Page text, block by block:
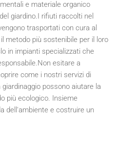
e materiale organico
giardino.I rifiuti raccolti nel
trasportati con cura al
metodo più sostenibile per il loro
in impianti specializzati che
esitare a
come i nostri servizi di
possono aiutare la
più ecologico. Insieme
dell'ambiente e costruire un